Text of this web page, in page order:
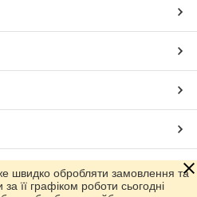
Prom.ua
швидко обробляти замовлення та
її графіком роботи сьогодні